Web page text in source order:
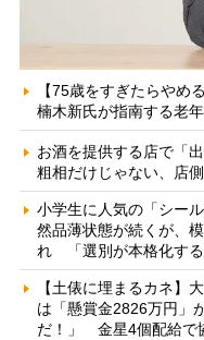
【75歳をすぎたらやめ
楠木新氏が指南する老
お酒を提供する店で「
粗相だけじゃない、店
小学生に人気の「シー
然品薄状態が続くが、
れ 「選別が本格化する
【土俵に埋まるカネ】
は「懸賞金2826万円」
だ！」 金星4個配給で